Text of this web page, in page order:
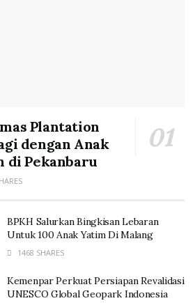
Plantation
dengan Anak
di Pekanbaru
BPKH Salurkan Bingkisan Lebaran
Untuk 100 Anak Yatim Di Malang
1468 SHARES
Kemenpar Perkuat Persiapan Revalidasi
UNESCO Global Geopark Indonesia